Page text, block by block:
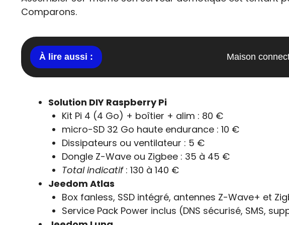
Comparons.
Maison
Solution DIY Raspberry Pi
Kit Pi 4 (4 Go) + boîtier + alim : 80 €
micro-SD 32 Go haute endurance : 10 €
Dissipateurs ou ventilateur : 5 €
Dongle Z-Wave ou Zigbee : 35 à 45 €
Total indicatif: 130 à 140 €
Jeedom Atlas
Box fanless, SSD intégré, antennes Z-Wave+ et
Service Pack Power inclus (DNS sécurisé, SMS,